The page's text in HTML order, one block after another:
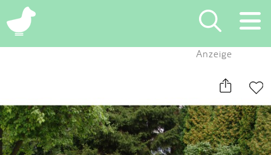
×
Eintragen
App
Anzeige